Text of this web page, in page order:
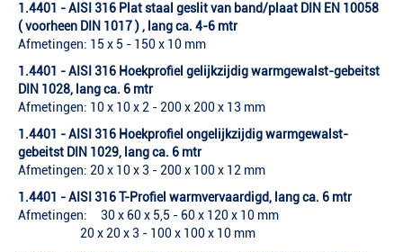
1.4401 - AISI 316 Plat staal geslit van band/plaat DIN EN 10058
( voorheen DIN 1017 ) , lang ca. 4-6 mtr
Afmetingen: 15 x 5 - 150 x 10 mm
1.4401 - AISI 316 Hoekprofiel gelijkzijdig warmgewalst-gebeitst
DIN 1028, lang ca. 6 mtr
Afmetingen: 10 x 10 x 2 - 200 x 200 x 13 mm
1.4401 - AISI 316 Hoekprofiel ongelijkzijdig warmgewalst-
gebeitst DIN 1029, lang ca. 6 mtr
Afmetingen: 20 x 10 x 3 - 200 x 100 x 12 mm
1.4401 - AISI 316 T-Profiel warmvervaardigd, lang ca. 6 mtr
Afmetingen: 30 x 60 x 5,5 - 60 x 120 x 10 mm
20 x 20 x 3 - 100 x 100 x 10 mm